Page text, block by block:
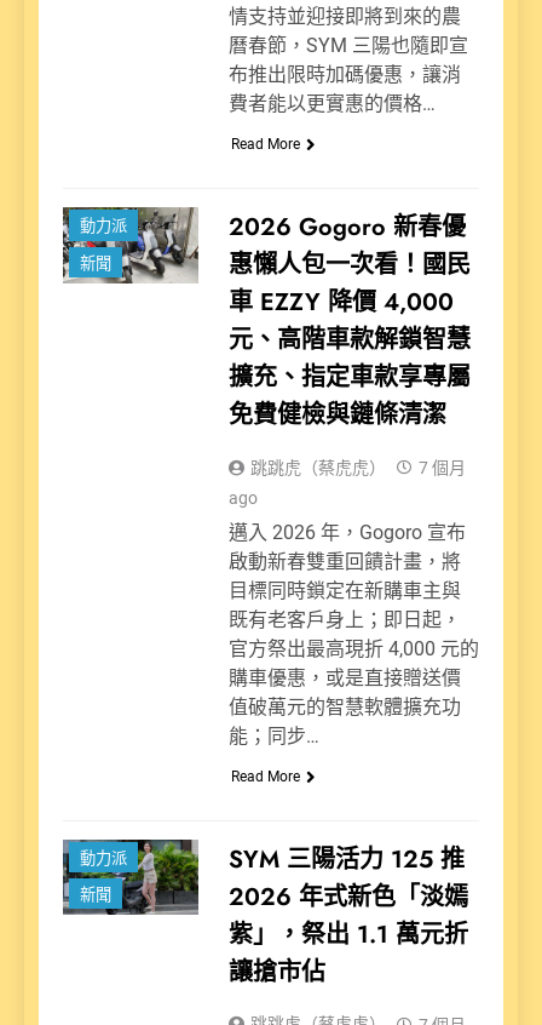
情支持並迎接即將到來的農
曆春節，SYM 三陽也隨即宣
布推出限時加碼優惠，讓消
費者能以更實惠的價格…
Read More
動力派
新聞
2026 Gogoro 新春優
惠懶人包一次看！國民
車 EZZY 降價 4,000
元、高階車款解鎖智慧
擴充、指定車款享專屬
免費健檢與鏈條清潔
跳跳虎（蔡虎虎）
7 個月
ago
邁入 2026 年，Gogoro 宣布
啟動新春雙重回饋計畫，將
目標同時鎖定在新購車主與
既有老客戶身上；即日起，
官方祭出最高現折 4,000 元的
購車優惠，或是直接贈送價
值破萬元的智慧軟體擴充功
能；同步…
Read More
動力派
新聞
SYM 三陽活力 125 推
2026 年式新色「淡嫣
紫」，祭出 1.1 萬元折
讓搶市佔